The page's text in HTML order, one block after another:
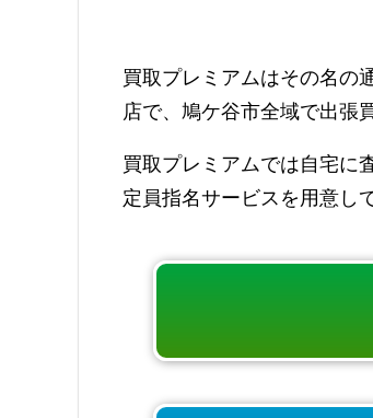
買取プレミアムはその名の
店で、鳩ケ谷市全域で出張
買取プレミアムでは自宅に
定員指名サービスを用意し